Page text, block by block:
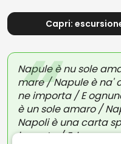
Capri:
Napule è nu sole
mare / Napule è na'
ne importa / E
è un sole amaro /
Napoli è una carta
importa / Ed